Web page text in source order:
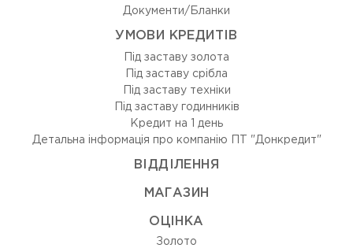
Документи/Бланки
УМОВИ КРЕДИТІВ
Під заставу золота
Під заставу срібла
Під заставу техніки
Під заставу годинників
Кредит на 1 день
Детальна інформація про компанію ПТ "Донкредит"
ВIДДIЛЕННЯ
МАГАЗИН
ОЦIНКА
Золото